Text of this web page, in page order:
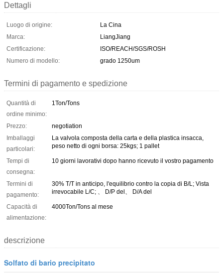
Dettagli
Luogo di origine:
La Cina
Marca:
LiangJiang
Certificazione:
ISO/REACH/SGS/ROSH
Numero di modello:
grado 1250um
Termini di pagamento e spedizione
Quantità di
ordine minimo:
1Ton/Tons
Prezzo:
negotiation
Imballaggi
particolari:
La valvola composta della carta e della plastica insacca,
peso netto di ogni borsa: 25kgs; 1 pallet
Tempi di
consegna:
10 giorni lavorativi dopo hanno ricevuto il vostro pagamento
Termini di
pagamento:
30% T/T in anticipo, l'equilibrio contro la copia di B/L; Vista
irrevocabile L/C; 、 D/P del、 D/A del
Capacità di
alimentazione:
4000Ton/Tons al mese
descrizione
Solfato di bario precipitato